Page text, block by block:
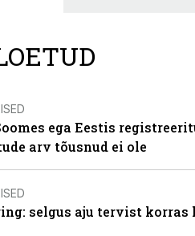
ega Eestis
arv tõusnud ei ole
selgus aju tervist